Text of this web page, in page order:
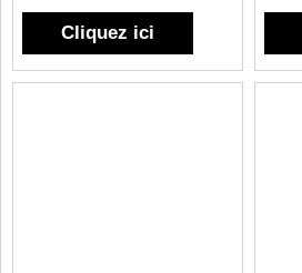
Cliquez ici